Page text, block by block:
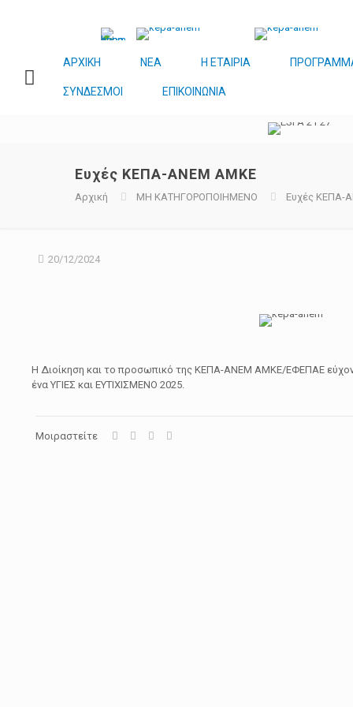
ΑΡΧΙΚΗ ΝΕΑ Η ΕΤΑΙΡΙΑ
ΣΥΝΔΕΣΜΟΙ ΕΠΙΚΟΙΝΩΝΙΑ
Ευχές ΚΕΠΑ-ΑΝΕΜ ΑΜΚΕ
Αρχική ΜΗ ΚΑΤΗΓΟΡΟΠΟΙΗΜΕΝΟ Ευχές
20/12/2024
H Διοίκηση και το προσωπικό της ΚΕΠΑ-ΑΝΕΜ ΑΜΚΕ/ΕΦΕΠΑΕ
ένα ΥΓΙΕΣ και ΕΥΤΙΧΙΣΜΕΝΟ 2025.
Μοιραστείτε